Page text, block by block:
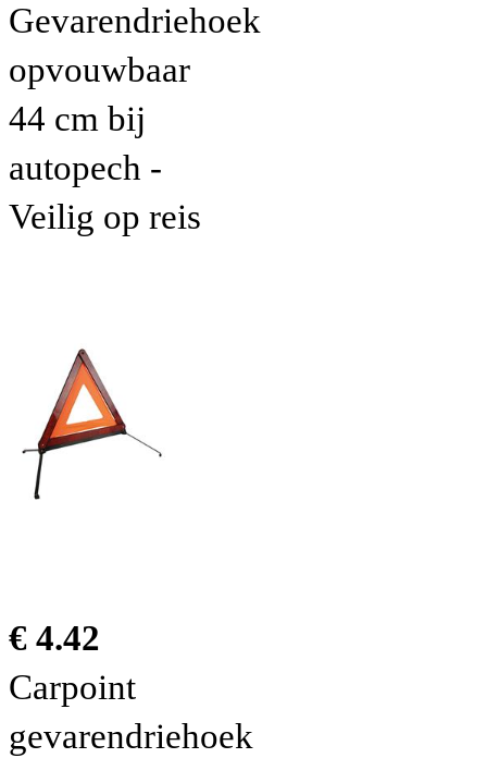
Gevarendriehoek
opvouwbaar
44 cm bij
autopech -
Veilig op reis
€ 4.42
Carpoint
gevarendriehoek